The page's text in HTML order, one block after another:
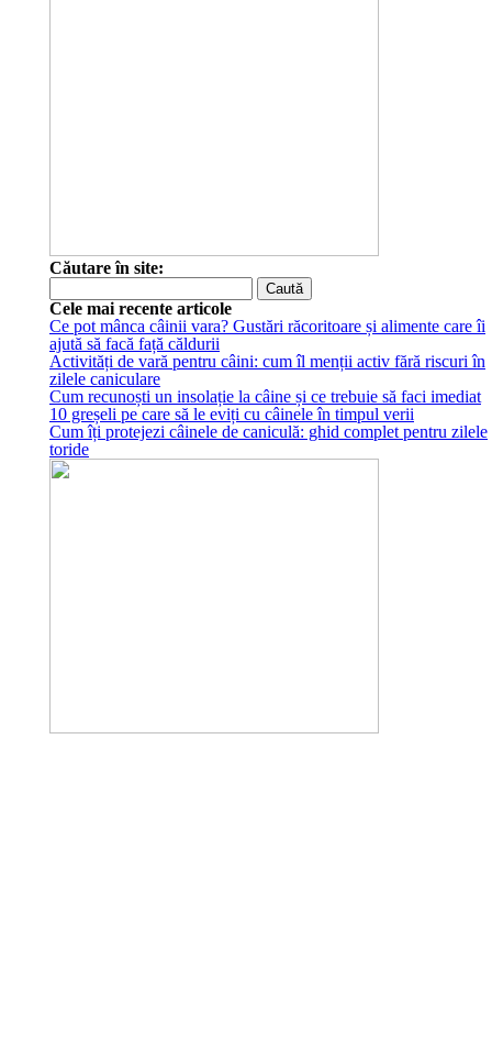
Căutare în site:
Cele mai recente articole
Ce pot mânca câinii vara? Gustări răcoritoare și alimente care îi
ajută să facă față căldurii
Activități de vară pentru câini: cum îl menții activ fără riscuri în
zilele caniculare
Cum recunoști un insolație la câine și ce trebuie să faci imediat
10 greșeli pe care să le eviți cu câinele în timpul verii
Cum îți protejezi câinele de caniculă: ghid complet pentru zilele
toride